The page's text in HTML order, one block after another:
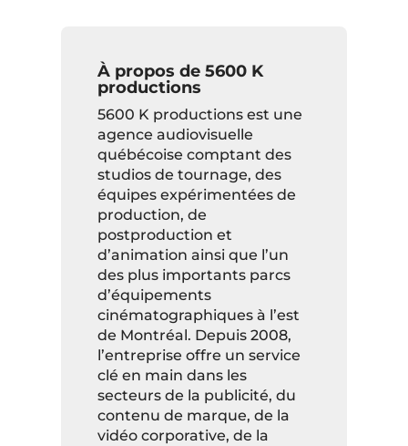
À propos de 5600 K
productions
5600 K productions est une
agence audiovisuelle
québécoise comptant des
studios de tournage, des
équipes expérimentées de
production, de
postproduction et
d’animation ainsi que l’un
des plus importants parcs
d’équipements
cinématographiques à l’est
de Montréal. Depuis 2008,
l’entreprise offre un service
clé en main dans les
secteurs de la publicité, du
contenu de marque, de la
vidéo corporative, de la